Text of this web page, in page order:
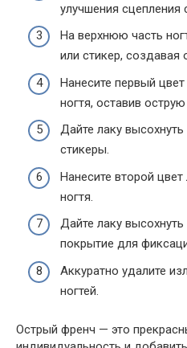
улучшения сцепления
На верхнюю часть
или стикер, создавая
Нанесите первый
ногтя, оставив
Дайте лаку высохнуть
стикеры.
Нанесите второй
ногтя.
Дайте лаку
покрытие для
Аккуратно удалите
ногтей.
Острый френч — это